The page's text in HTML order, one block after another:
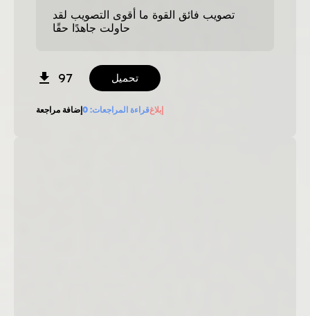
تصويب فائق القوة ما أقوى التصويب لقد
حاولت جاهدًا حقًا
97 تحميل
إضافة مراجعة قراءة المراجعات: 0 إبلاغ